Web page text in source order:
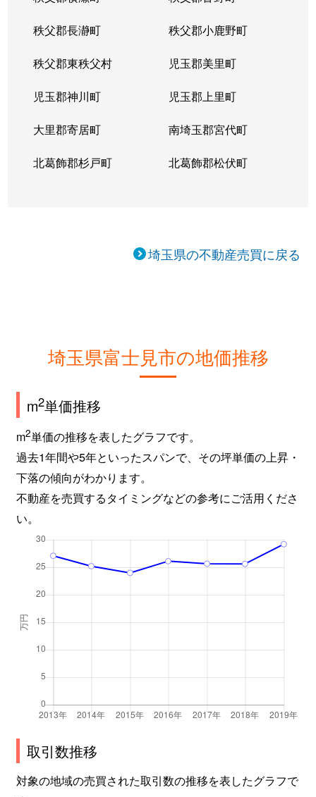
秩父郡長瀞町 秩父郡小鹿野町
秩父郡東秩父村 児玉郡美里町
児玉郡神川町 児玉郡上里町
大里郡寄居町 南埼玉郡宮代町
北葛飾郡杉戸町 北葛飾郡松伏町
埼玉県の不動産売買に戻る
埼玉県富士見市の地価推移
m2単価推移
m2単価の推移を表したグラフです。
過去1年間や5年といったスパンで、その坪単価の上昇・
下落の傾向がわかります。
不動産を売買するタイミングなどの参考にご活用くださ
い。
取引数推移
対象の地域の売買された取引数の推移を表したグラフで